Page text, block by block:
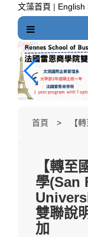
文藻首頁 | English
首頁
【轉至
學(San
雙聯說
加